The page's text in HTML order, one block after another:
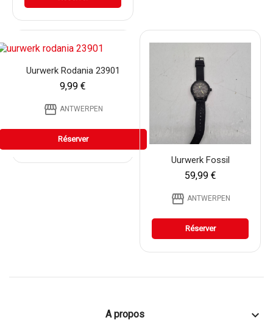
Uurwerk Rodania 23901
9,99 €
storefront ANTWERPEN
Réserver
Uurwerk Fossil
59,99 €
storefront ANTWERPEN
Réserver
A propos 